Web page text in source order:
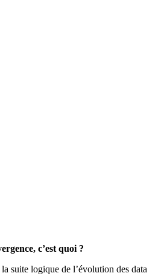
c’est quoi ?
suite logique de l’évolution des data